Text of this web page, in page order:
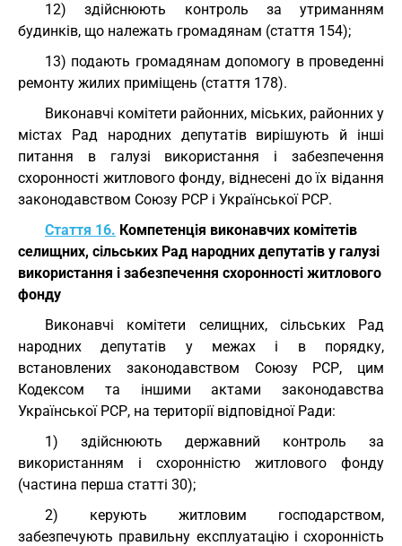
12) здійснюють контроль за утриманням
будинків, що належать громадянам (стаття 154);
13) подають громадянам допомогу в проведенні
ремонту жилих приміщень (стаття 178).
Виконавчі комітети районних, міських, районних у
містах Рад народних депутатів вирішують й інші
питання в галузі використання і забезпечення
схоронності житлового фонду, віднесені до їх відання
законодавством Союзу РСР і Української РСР.
Стаття 16. Компетенція виконавчих комітетів
селищних, сільських Рад народних депутатів у галузі
використання і забезпечення схоронності житлового
фонду
Виконавчі комітети селищних, сільських Рад
народних депутатів у межах і в порядку,
встановлених законодавством Союзу РСР, цим
Кодексом та іншими актами законодавства
Української РСР, на території відповідної Ради:
1) здійснюють державний контроль за
використанням і схоронністю житлового фонду
(частина перша статті 30);
2) керують житловим господарством,
забезпечують правильну експлуатацію і схоронність